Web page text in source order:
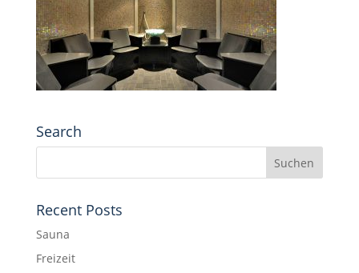
Search
Recent Posts
Sauna
Freizeit